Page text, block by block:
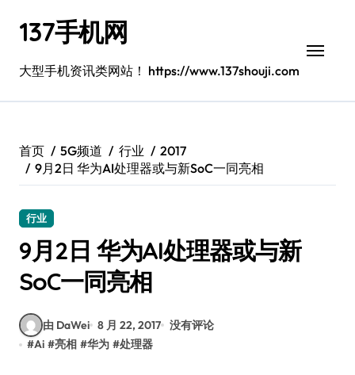
137手机网
大型手机资讯类网站！ https://www.137shouji.com
首页 5G频道 行业
2017
9月2日 华为AI处理器或与新SoC一同亮相
行业
9月2日 华为AI处理器或与新
SoC一同亮相
由 DaWei 8 月 22, 2017 没有评论
#Ai #亮相 #华为 #处理器